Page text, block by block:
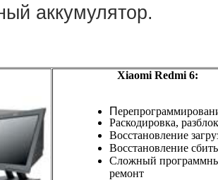
аккумулятор.
Xiaomi Redmi 6:
П
Раскодировка,
Восстановление
Восстановление
Сложный
ремонт